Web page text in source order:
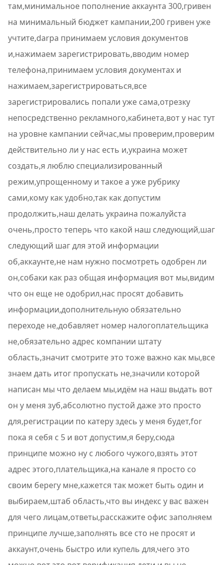
там,минимальное пополнение аккаунта 300,гривен
на минимальный бюджет кампании,200 гривен уже
учтите,darpa принимаем условия документов
и,нажимаем зарегистрировать,вводим номер
телефона,принимаем условия документах и
нажимаем,зарегистрироваться,все
зарегистрировались попали уже сама,отрезку
непосредственно рекламного,кабинета,вот у нас тут
на уровне кампании сейчас,мы проверим,проверим
действительно ли у нас есть и,украина может
создать,я люблю специализированный
режим,упрощенному и такое а уже рубрику
сами,кому как удобно,так как допустим
продолжить,наш делать украина пожалуйста
очень,просто теперь что какой наш следующий,шаг
следующий шаг для этой информации
об,аккаунте,не нам нужно посмотреть одобрен ли
он,собаки как раз общая информация вот мы,видим
что он еще не одобрил,нас просят добавить
информации,дополнительную обязательно
переходе не,добавляет номер налогоплательщика
не,обязательно адрес компании штату
область,значит смотрите это тоже важно как мы,все
знаем дать итог пропускать не,значили которой
написан мы что делаем мы,идём на наш выдать вот
он у меня зуб,абсолютно пустой даже это просто
для,регистрации по катеру здесь у меня будет,for
пока я себя с 5 и вот допустим,я беру,сюда
принципе можно ну с любого чужого,взять этот
адрес этого,плательщика,на канале я просто со
своим берегу мне,кажется так может быть один и
выбираем,штаб область,что вы индекс у вас важен
для чего лицам,ответы,расскажите офис заполняем
принципе лучше,заполнять все сто не просят и
аккаунт,очень быстро или купель для,чего это